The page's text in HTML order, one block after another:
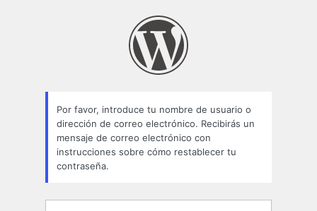
Por favor, introduce tu nombre de usuario o
dirección de correo electrónico. Recibirás un
mensaje de correo electrónico con
instrucciones sobre cómo restablecer tu
contraseña.